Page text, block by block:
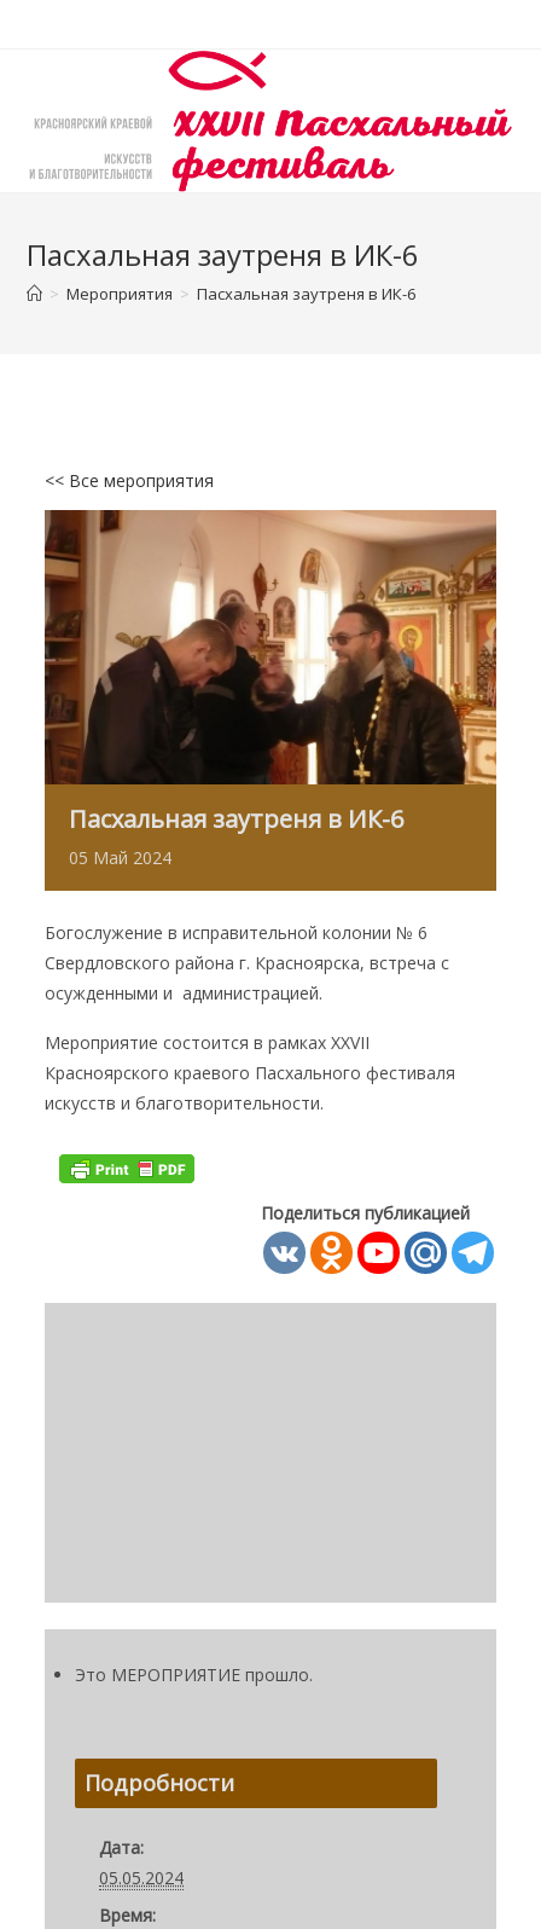
Пасхальная заутреня в ИК-6
> Мероприятия > Пасхальная заутреня в ИК-6
<< Все мероприятия
Пасхальная заутреня в ИК-6
05 Май 2024
Богослужение в исправительной колонии № 6
Свердловского района г. Красноярска, встреча с
осужденными и администрацией.
Мероприятие состоится в рамках XXVII
Красноярского краевого Пасхального фестиваля
искусств и благотворительности.
Поделиться публикацией
Это МЕРОПРИЯТИЕ прошло.
Подробности
Дата:
05.05.2024
Время: